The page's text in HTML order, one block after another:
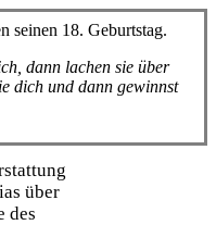
seinen 18. Geburtstag.
dann lachen sie über
dich und dann gewinnst
über
des